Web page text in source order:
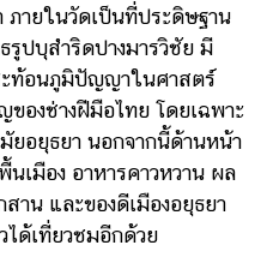
ภายในวัดเป็นที่ประดิษฐาน
ปบุสำริดปางมารวิชัย มี
ะท้อนภูมิปัญญาในศาสตร์
องช่างฝีมือไทย โดยเฉพาะ
ยอยุธยา นอกจากนี้ด้านหน้า
นเมือง อาหารคาวหวาน ผล
าน และของดีเมืองอยุธยา
ด้เที่ยวชมอีกด้วย